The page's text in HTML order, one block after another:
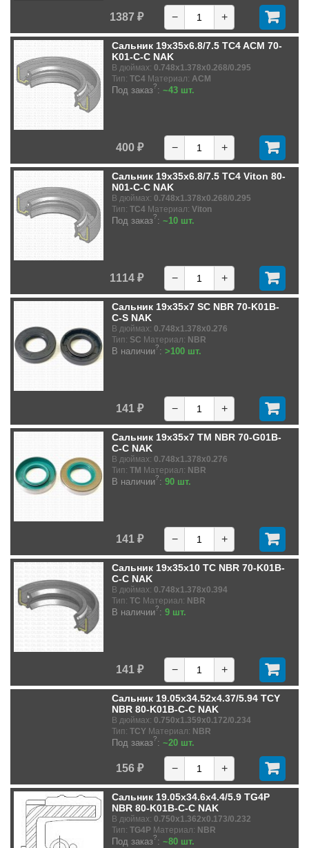
1387 ₽ − +
Сальник 19x35x6.8/7.5 TC4 ACM 70-
K01-C-C NAK
В дюймах: 0.748x1.378x0.268/0.295
Тип: TC4 Материал: ACM
Под заказ?: ~43 шт.
400 ₽ − +
Сальник 19x35x6.8/7.5 TC4 Viton 80-
N01-C-C NAK
В дюймах: 0.748x1.378x0.268/0.295
Тип: TC4 Материал: Viton
Под заказ?: ~10 шт.
1114 ₽ − +
Сальник 19x35x7 SC NBR 70-K01B-
C-S NAK
В дюймах: 0.748x1.378x0.276
Тип: SC Материал: NBR
В наличии?: >100 шт.
141 ₽ − +
Сальник 19x35x7 TM NBR 70-G01B-
C-C NAK
В дюймах: 0.748x1.378x0.276
Тип: TM Материал: NBR
В наличии?: 90 шт.
141 ₽ − +
Сальник 19x35x10 TC NBR 70-K01B-
C-C NAK
В дюймах: 0.748x1.378x0.394
Тип: TC Материал: NBR
В наличии?: 9 шт.
141 ₽ − +
Сальник 19.05x34.52x4.37/5.94 TCY
NBR 80-K01B-C-C NAK
В дюймах: 0.750x1.359x0.172/0.234
Тип: TCY Материал: NBR
Под заказ?: ~20 шт.
156 ₽ − +
Сальник 19.05x34.6x4.4/5.9 TG4P
NBR 80-K01B-C-C NAK
В дюймах: 0.750x1.362x0.173/0.232
Тип: TG4P Материал: NBR
Под заказ?: ~80 шт.